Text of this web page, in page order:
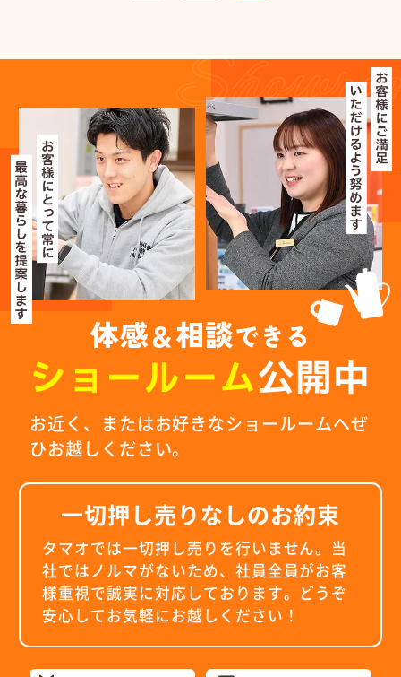
体感＆相談できる
ショールーム公開中
お近く、またはお好きなショールームへぜ
ひお越しください。
一切押し売りなしのお約束
タマオでは一切押し売りを行いません。当
社ではノルマがないため、社員全員がお客
様重視で誠実に対応しております。 どうぞ
安心してお気軽にお越しください！